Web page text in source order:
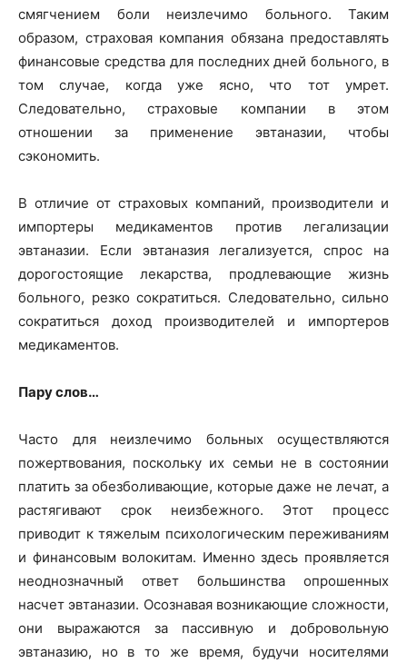
смягчением боли неизлечимо больного. Таким
образом, страховая компания обязана предоставлять
финансовые средства для последних дней больного, в
том случае, когда уже ясно, что тот умрет.
Следовательно, страховые компании в этом
отношении за применение эвтаназии, чтобы
сэкономить.
В отличие от страховых компаний, производители и
импортеры медикаментов против легализации
эвтаназии. Если эвтаназия легализуется, спрос на
дорогостоящие лекарства, продлевающие жизнь
больного, резко сократиться. Следовательно, сильно
сократиться доход производителей и импортеров
медикаментов.
Пару слов…
Часто для неизлечимо больных осуществляются
пожертвования, поскольку их семьи не в состоянии
платить за обезболивающие, которые даже не лечат, а
растягивают срок неизбежного. Этот процесс
приводит к тяжелым психологическим переживаниям
и финансовым волокитам. Именно здесь проявляется
неоднозначный ответ большинства опрошенных
насчет эвтаназии. Осознавая возникающие сложности,
они выражаются за пассивную и добровольную
эвтаназию, но в то же время, будучи носителями